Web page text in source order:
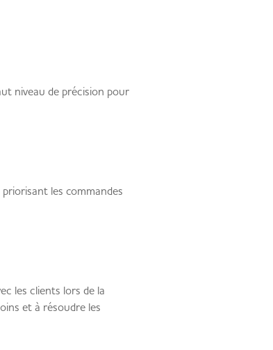
niveau de précision pour
les commandes
les clients lors de la
et à résoudre les